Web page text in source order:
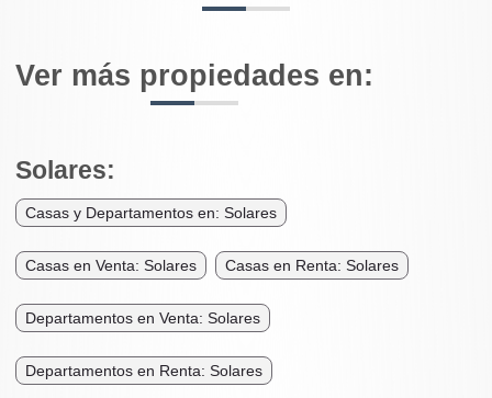
Ver más propiedades en:
Solares:
Casas y Departamentos en: Solares
Casas en Venta: Solares Casas en Renta: Solares
Departamentos en Venta: Solares
Departamentos en Renta: Solares